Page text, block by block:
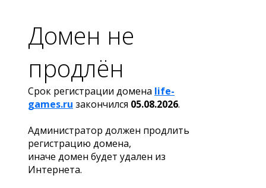
Домен не
продлён
Срок регистрации домена life-
games.ru закончился 05.08.2026.
Администратор должен продлить
регистрацию домена,
иначе домен будет удален из
Интернета.